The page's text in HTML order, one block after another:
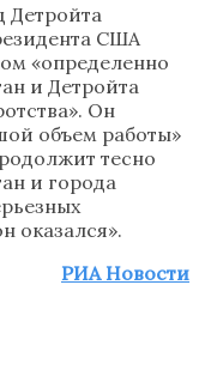
Детройта
США
«определенно
и Детройта
Он
объем работы»
тесно
и города
оказался».
РИА Новости